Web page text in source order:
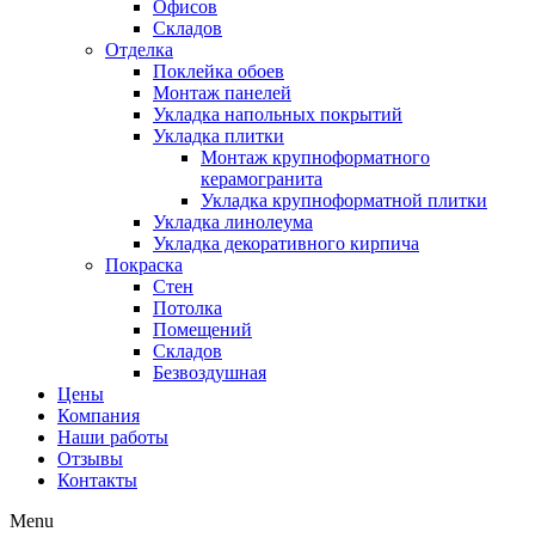
Офисов
Складов
Отделка
Поклейка обоев
Монтаж панелей
Укладка напольных покрытий
Укладка плитки
Монтаж крупноформатного
керамогранита
Укладка крупноформатной плитки
Укладка линолеума
Укладка декоративного кирпича
Покраска
Стен
Потолка
Помещений
Складов
Безвоздушная
Цены
Компания
Наши работы
Отзывы
Контакты
Menu